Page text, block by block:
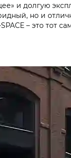
и долгую
но и
– это